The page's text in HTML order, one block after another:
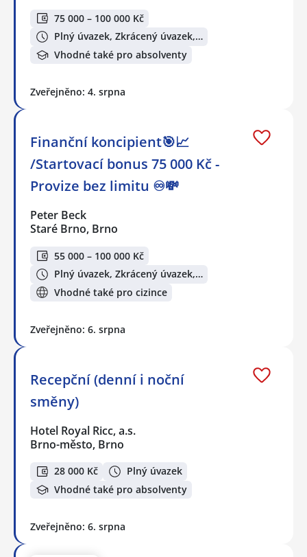
75 000 – 100 000 Kč
Plný úvazek, Zkrácený úvazek,…
Vhodné také pro absolventy
Zveřejněno: 4. srpna
Finanční koncipient🎯📈
/Startovací bonus 75 000 Kč -
Provize bez limitu ♾️💸
Peter Beck
Staré Brno, Brno
55 000 – 100 000 Kč
Plný úvazek, Zkrácený úvazek,…
Vhodné také pro cizince
Zveřejněno: 6. srpna
Recepční (denní i noční
směny)
Hotel Royal Ricc, a.s.
Brno-město, Brno
28 000 Kč
Plný úvazek
Vhodné také pro absolventy
Zveřejněno: 6. srpna